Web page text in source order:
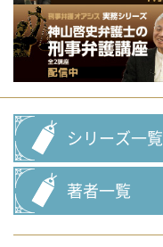
シリーズ一覧
著者一覧